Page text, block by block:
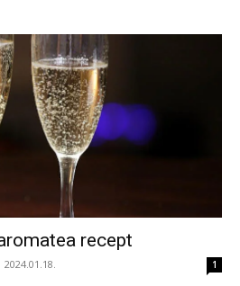
recept
2024.01.18. 1